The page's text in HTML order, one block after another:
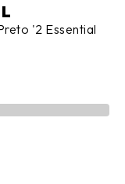
'2 Essential